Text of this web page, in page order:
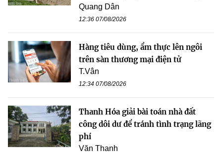
Quang Dân
12:36 07/08/2026
Hàng tiêu dùng, ẩm thực lên ngôi
trên sàn thương mại điện tử
T.Vân
12:34 07/08/2026
Thanh Hóa giải bài toán nhà đất
công dôi dư để tránh tình trạng lãng
phí
Văn Thanh